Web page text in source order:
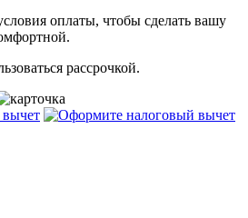
оплаты, чтобы сделать вашу
рассрочкой.